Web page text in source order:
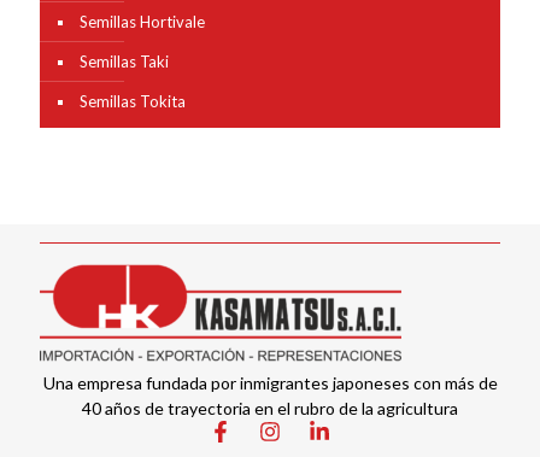
Semillas Hortivale
Semillas Taki
Semillas Tokita
Una empresa fundada por inmigrantes japoneses con más de
40 años de trayectoria en el rubro de la agricultura